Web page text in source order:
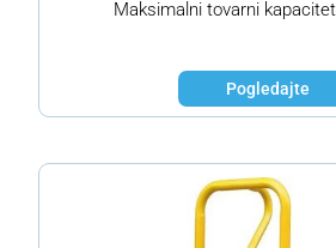
Maksimalni tovarni
Pogledajte